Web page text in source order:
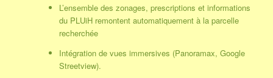
L’ensemble des zonages, prescriptions et informations
du PLUiH remontent automatiquement à la parcelle
recherchée
Intégration de vues immersives (Panoramax, Google
Streetview).